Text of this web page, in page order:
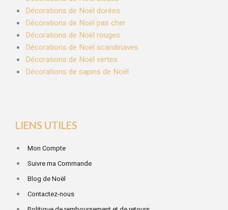
Décorations de Noël dorées
Décorations de Noël pas cher
Décorations de Noël rouges
Décorations de Noël scandinaves
Décorations de Noël vertes
Décorations de sapins de Noël
LIENS UTILES
Mon Compte
Suivre ma Commande
Blog de Noël
Contactez-nous